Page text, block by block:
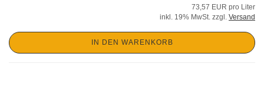
73,57 EUR pro Liter
inkl. 19% MwSt. zzgl. Versand
IN DEN WARENKORB